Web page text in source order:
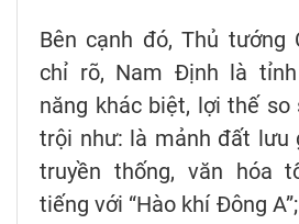
Bên cạnh đó, Thủ tướng
chỉ rõ, Nam Định là
năng khác biệt, lợi thế so
trội như: là mảnh đất lưu
truyền thống, văn hóa
tiếng với “Hào khí Đông